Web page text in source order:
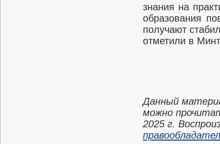
знания на
образования
получают
отметили в
Данный
можно
2025 г.